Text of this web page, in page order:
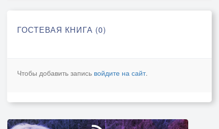
ГОСТЕВАЯ КНИГА (0)
Чтобы добавить запись войдите на сайт.